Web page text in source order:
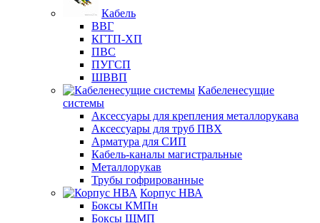
Кабель
ВВГ
КГТП-ХП
ПВС
ПУГСП
ШВВП
Кабеленесущие
системы
Аксессуары для крепления металлорукава
Аксессуары для труб ПВХ
Арматура для СИП
Кабель-каналы магистральные
Металлорукав
Трубы гофрированные
Корпус НВА
Боксы КМПн
Боксы ЩМП